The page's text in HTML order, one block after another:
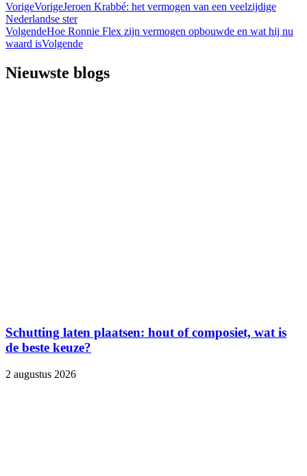
VorigeVorigeJeroen Krabbé: het vermogen van een veelzijdige
Nederlandse ster
VolgendeHoe Ronnie Flex zijn vermogen opbouwde en wat hij nu
waard isVolgende
Nieuwste blogs
Schutting laten plaatsen: hout of composiet, wat is
de beste keuze?
2 augustus 2026